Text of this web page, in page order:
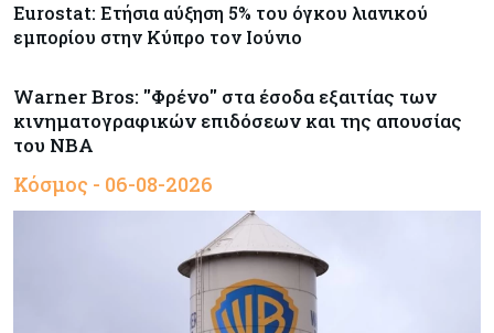
Eurostat: Ετήσια αύξηση 5% του όγκου λιανικού
εμπορίου στην Κύπρο τον Ιούνιο
Warner Bros: "Φρένο" στα έσοδα εξαιτίας των
κινηματογραφικών επιδόσεων και της απουσίας
του NBA
Κόσμος - 06-08-2026